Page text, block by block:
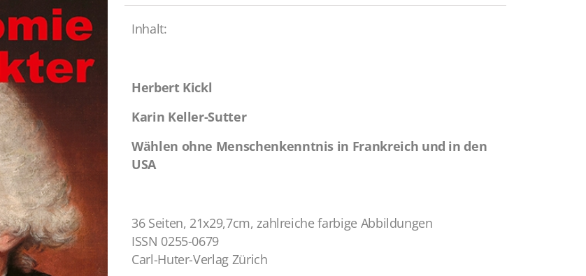
Inhalt:
Herbert Kickl
Karin Keller-Sutter
Wählen ohne Menschenkenntnis in Frankreich und in den
USA
36 Seiten, 21x29,7cm, zahlreiche farbige Abbildungen
ISSN 0255-0679
Carl-Huter-Verlag Zürich